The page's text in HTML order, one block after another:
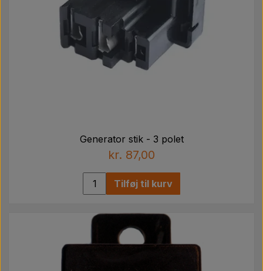
Generator stik - 3 polet
kr. 87,00
Tilføj til kurv